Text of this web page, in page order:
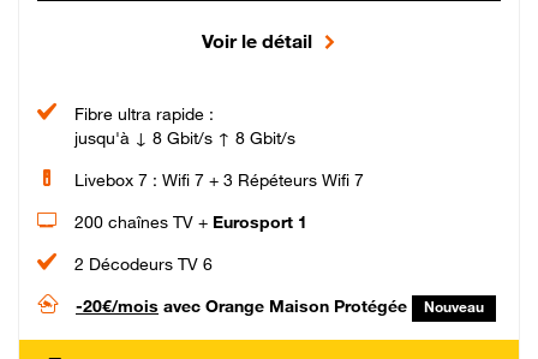
Voir le détail
Fibre ultra rapide :
jusqu'à ↓ 8 Gbit/s ↑ 8 Gbit/s
Livebox 7 : Wifi 7 + 3 Répéteurs Wifi 7
200 chaînes TV + Eurosport 1
2 Décodeurs TV 6
-20€/mois avec Orange Maison Protégée Nouveau